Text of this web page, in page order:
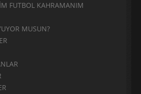
FUTBOL KAHRAMANIM
MUSUN?